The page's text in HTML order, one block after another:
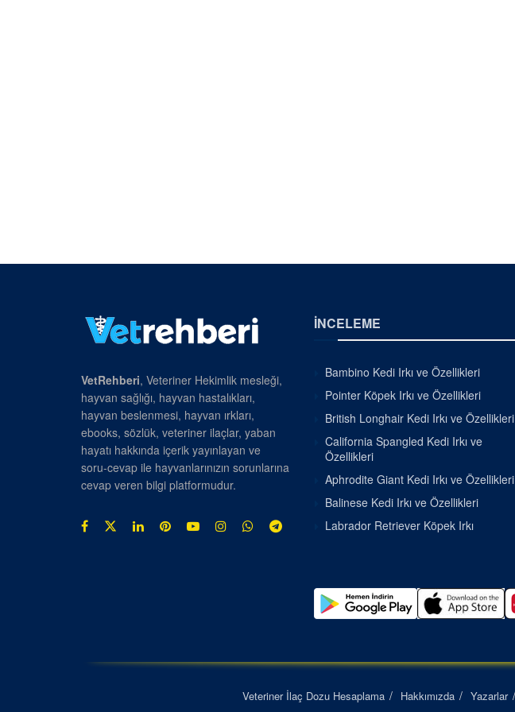
VetRehberi, Veteriner Hekimlik mesleği,
hayvan sağlığı, hayvan hastalıkları,
hayvan beslenmesi, hayvan ırkları,
ebooks, sözlük, veteriner ilaçlar, yaban
hayatı hakkında içerik yayınlayan ve
soru-cevap ile hayvanlarınızın sorunlarına
cevap veren bilgi platformudur.
İNCELEME
Bambino Kedi Irkı ve Özellikleri
Pointer Köpek Irkı ve Özellikleri
British Longhair Kedi Irkı ve Özellikleri
California Spangled Kedi Irkı ve
Özellikleri
Aphrodite Giant Kedi Irkı ve Özellikleri
Balinese Kedi Irkı ve Özellikleri
Labrador Retriever Köpek Irkı
Veteriner İlaç Dozu Hesaplama Hakkımızda Yazarlar